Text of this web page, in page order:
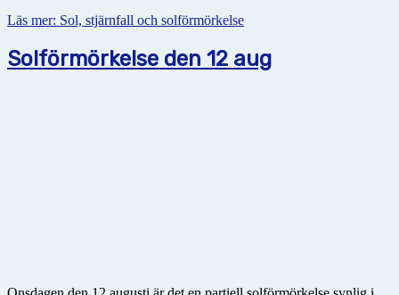
Läs mer: Sol, stjärnfall och solförmörkelse
Solförmörkelse den 12 aug